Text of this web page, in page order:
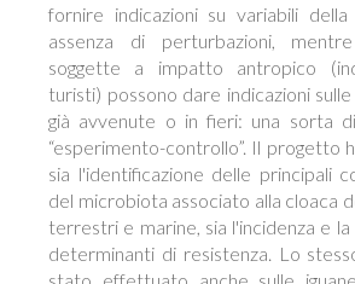
fornire indicazioni su variabili
assenza di perturbazioni,
soggette a impatto antropico
turisti) possono dare indicazioni
già avvenute o in fieri: una sorta
“esperimento-controllo”. Il progetto
sia l'identificazione delle principali
del microbiota associato alla cloaca
terrestri e marine, sia l'incidenza e
determinanti di resistenza. Lo